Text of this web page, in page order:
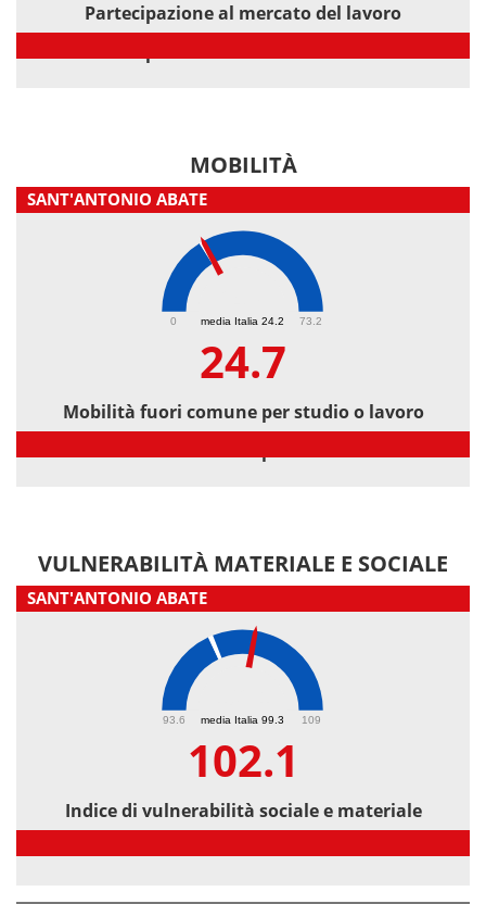
Partecipazione al mercato del lavoro
MOBILITÀ
SANT'ANTONIO ABATE
media Italia 24.2
0 73.2
24.7
Mobilità fuori comune per studio o lavoro
VULNERABILITÀ MATERIALE E SOCIALE
SANT'ANTONIO ABATE
media Italia 99.3
93.6 109
102.1
Indice di vulnerabilità sociale e materiale